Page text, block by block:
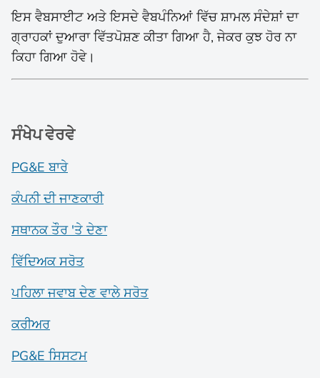
ਇਸ ਵੈਬਸਾਈਟ ਅਤੇ ਇਸਦੇ ਵੈਬਪੰਨਿਆਂ ਵਿੱਚ ਸ਼ਾਮਲ ਸੰਦੇਸ਼ਾਂ ਦਾ
ਗ੍ਰਾਹਕਾਂ ਦੁਆਰਾ ਵਿੱਤਪੋਸ਼ਣ ਕੀਤਾ ਗਿਆ ਹੈ, ਜੇਕਰ ਕੁਝ ਹੋਰ ਨਾ
ਕਿਹਾ ਗਿਆ ਹੋਵੇ।
ਸੰਖੇਪ ਵੇਰਵੇ
PG&E ਬਾਰੇ
ਕੰਪਨੀ ਦੀ ਜਾਣਕਾਰੀ
ਸਥਾਨਕ ਤੌਰ 'ਤੇ ਦੇਣਾ
ਵਿੱਦਿਅਕ ਸਰੋਤ
ਪਹਿਲਾ ਜਵਾਬ ਦੇਣ ਵਾਲੇ ਸਰੋਤ
ਕਰੀਅਰ
PG&E ਸਿਸਟਮ